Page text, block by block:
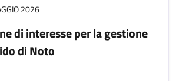
2026
di interesse per la gestione
di Noto